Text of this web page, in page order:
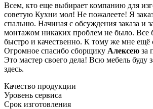
Всем, кто еще выбирает компанию для
советую Кухни мол! Не пожалеете! Я
спальню. Начиная с обсуждения заказа и
монтажом никаких проблем не было. Все
быстро и качественно. К тому же мне ещё
Огромное спасибо сборщику Алексею за
Это мастер своего дела! Всю мебель буду
здесь.
Качество продукции
Уровень сервиса
Срок изготовления